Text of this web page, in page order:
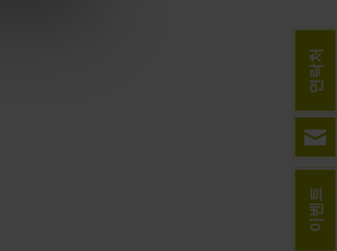
이벤트
연락처